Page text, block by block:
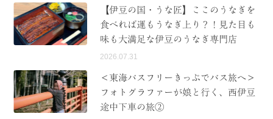
【伊豆の国・うな匠】ここのうなぎを
食べれば運もうなぎ上り？！見た目も
味も大満足な伊豆のうなぎ専門店
2026.07.31
＜東海バスフリーきっぷでバス旅へ＞
フォトグラファーが娘と行く、西伊豆
途中下車の旅②